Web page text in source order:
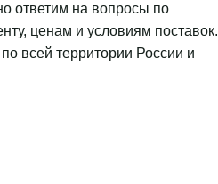
ответим на вопросы по
ценам и условиям поставок.
всей территории России и